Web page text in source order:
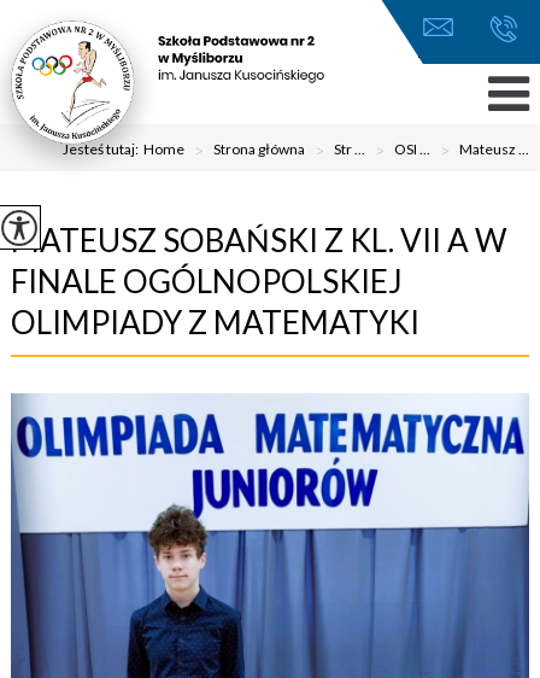
Jesteś tutaj:Home > Strona główna > Str ... > OSI ... > Mateusz ...
MATEUSZ SOBAŃSKI Z KL. VII A W
FINALE OGÓLNOPOLSKIEJ
OLIMPIADY Z MATEMATYKI